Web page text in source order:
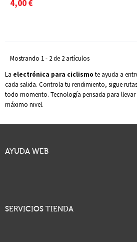
4,00 €
Mostrando 1 - 2 de 2 artículos
La electrónica para ciclismo te ayuda a
cada salida. Controla tu rendimiento, sigue
todo momento. Tecnología pensada para llevar
máximo nivel.
AYUDA WEB
SERVICIOS TIENDA